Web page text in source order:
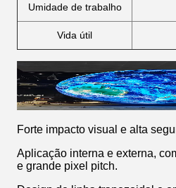
Umidade de trabalho
Vida útil
Forte impacto visual e alta
Aplicação interna e externa,
e grande pixel pitch.